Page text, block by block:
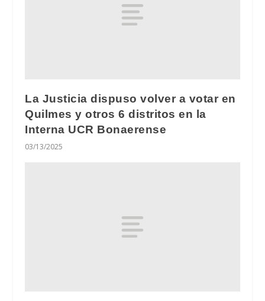
La Justicia dispuso volver a votar en
Quilmes y otros 6 distritos en la
Interna UCR Bonaerense
03/13/2025